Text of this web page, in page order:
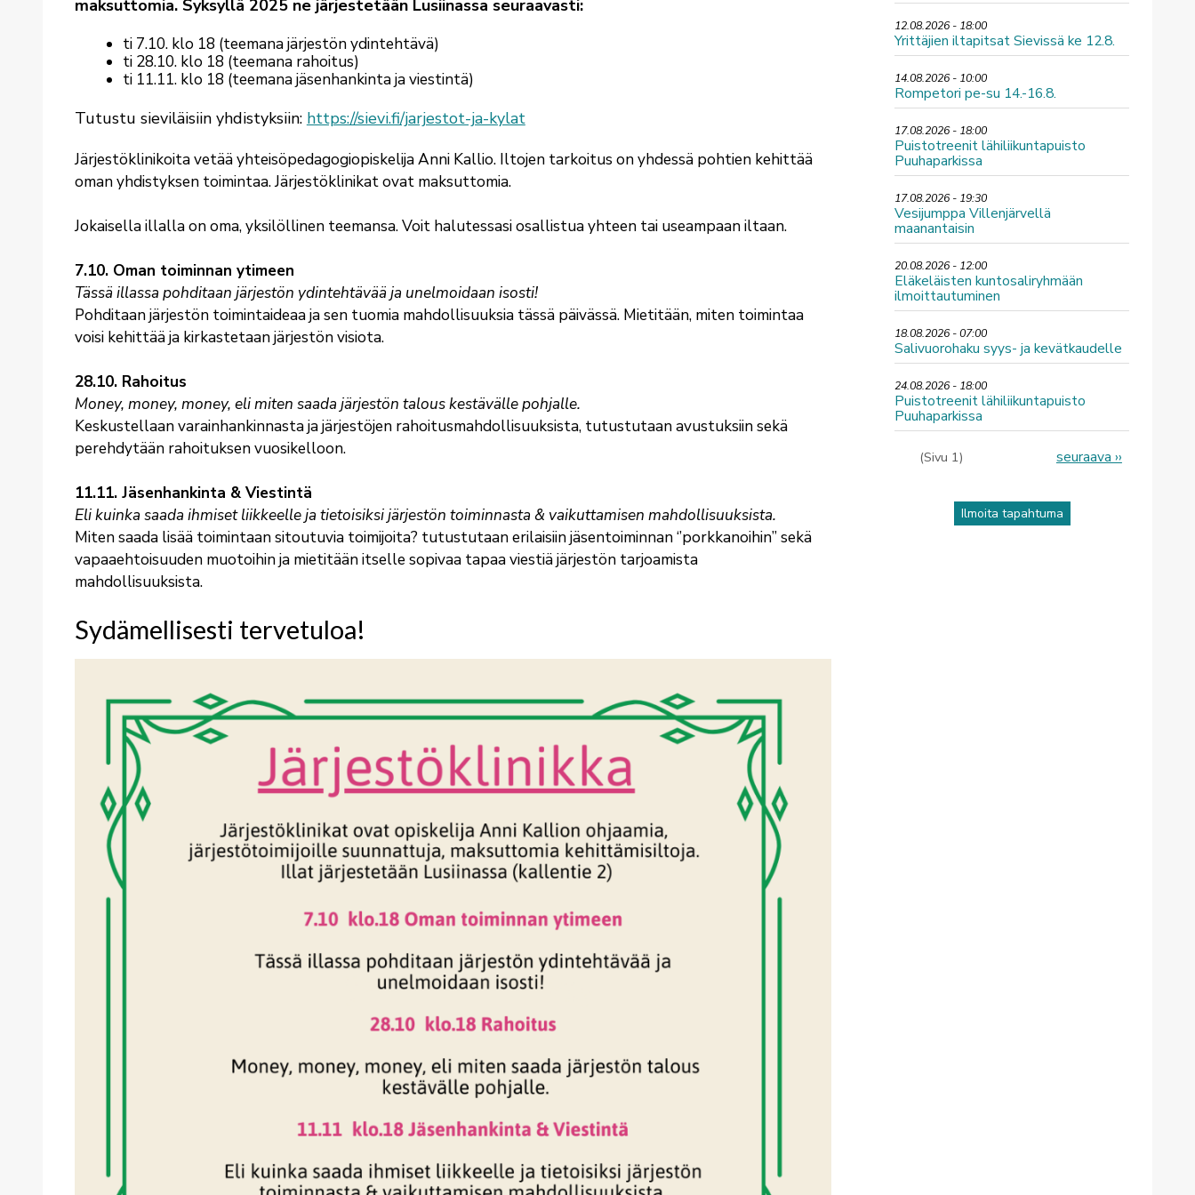
maksuttomia. Syksyllä 2025 ne järjestetään Lusiinassa seuraavasti:
ti 7.10. klo 18 (teemana järjestön ydintehtävä)
ti 28.10. klo 18 (teemana rahoitus)
ti 11.11. klo 18 (teemana jäsenhankinta ja viestintä)
Tutustu sieviläisiin yhdistyksiin: https://sievi.fi/jarjestot-ja-kylat
Järjestöklinikoita vetää yhteisöpedagogiopiskelija Anni Kallio. Iltojen tarkoitus on yhdessä pohtien kehittää
oman yhdistyksen toimintaa. Järjestöklinikat ovat maksuttomia.
Jokaisella illalla on oma, yksilöllinen teemansa. Voit halutessasi osallistua yhteen tai useampaan iltaan.
7.10. Oman toiminnan ytimeen
Tässä illassa pohditaan järjestön ydintehtävää ja unelmoidaan isosti!
Pohditaan järjestön toimintaideaa ja sen tuomia mahdollisuuksia tässä päivässä. Mietitään, miten toimintaa
voisi kehittää ja kirkastetaan järjestön visiota.
28.10. Rahoitus
Money, money, money, eli miten saada järjestön talous kestävälle pohjalle.
Keskustellaan varainhankinnasta ja järjestöjen rahoitusmahdollisuuksista, tutustutaan avustuksiin sekä
perehdytään rahoituksen vuosikelloon.
11.11. Jäsenhankinta & Viestintä
Eli kuinka saada ihmiset liikkeelle ja tietoisiksi järjestön toiminnasta & vaikuttamisen mahdollisuuksista.
Miten saada lisää toimintaan sitoutuvia toimijoita? tutustutaan erilaisiin jäsentoiminnan ‘’porkkanoihin’’ sekä
vapaaehtoisuuden muotoihin ja mietitään itselle sopivaa tapaa viestiä järjestön tarjoamista
mahdollisuuksista.
Sydämellisesti tervetuloa!
12.08.2026 - 18:00
Yrittäjien iltapitsat Sievissä ke 12.8.
14.08.2026 - 10:00
Rompetori pe-su 14.-16.8.
17.08.2026 - 18:00
Puistotreenit lähiliikuntapuisto
Puuhaparkissa
17.08.2026 - 19:30
Vesijumppa Villenjärvellä
maanantaisin
20.08.2026 - 12:00
Eläkeläisten kuntosaliryhmään
ilmoittautuminen
18.08.2026 - 07:00
Salivuorohaku syys- ja kevätkaudelle
24.08.2026 - 18:00
Puistotreenit lähiliikuntapuisto
Puuhaparkissa
Sivutus
(Sivu 1)
Seuraava
seuraava ››
Ilmoita tapahtuma